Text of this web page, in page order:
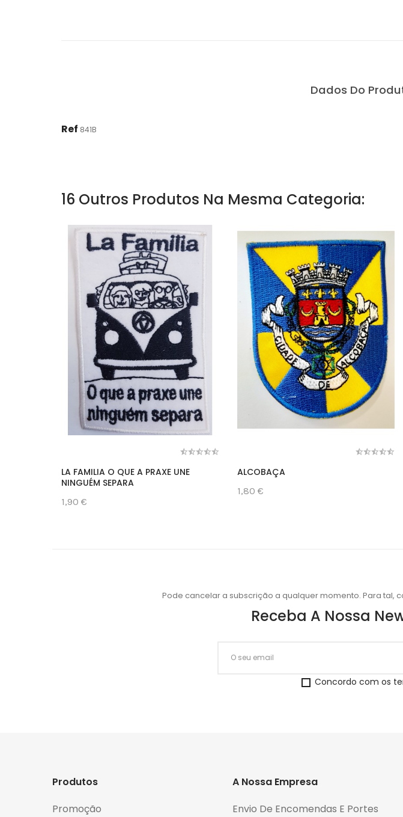
Dados Do
Ref 841B
16 Outros Produtos Na Mesma Categoria:
LA FAMILIA O QUE A PRAXE UNE
NINGUÉM SEPARA
1,90 €
ALCOBAÇA
1,80 €
Pode cancelar a subscrição a qualquer momento. Para
Receba A Nossa
Concordo com os
Produtos
Promoção
A Nossa Empresa
Envio De Encomendas E Portes